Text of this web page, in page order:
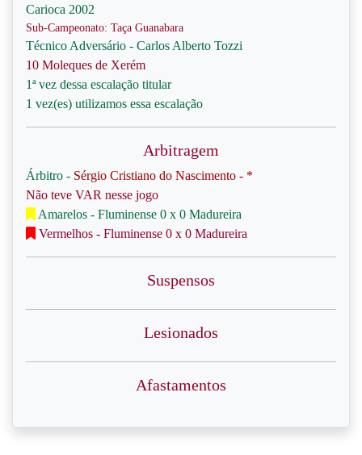
Carioca 2002
Sub-Campeonato: Taça Guanabara
Técnico Adversário - Carlos Alberto Tozzi
10 Moleques de Xerém
1ª vez dessa escalação titular
1 vez(es) utilizamos essa escalação
Arbitragem
Árbitro - Sérgio Cristiano do Nascimento - *
Não teve VAR nesse jogo
Amarelos - Fluminense 0 x 0 Madureira
Vermelhos - Fluminense 0 x 0 Madureira
Suspensos
Lesionados
Afastamentos